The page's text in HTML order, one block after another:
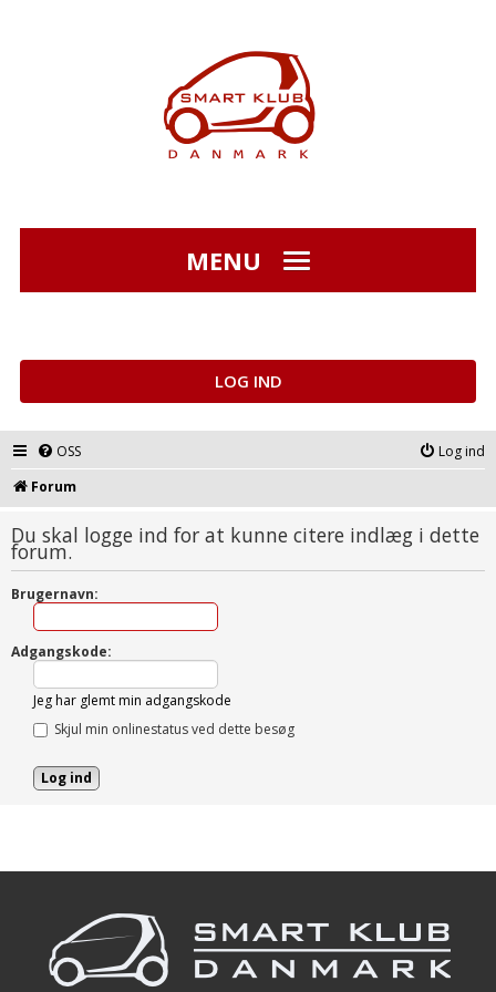
MENU
LOG IND
OSS
Log ind
Forum
Du skal logge ind for at kunne citere indlæg i dette
forum.
Brugernavn:
Adgangskode:
Jeg har glemt min adgangskode
Skjul min onlinestatus ved dette besøg